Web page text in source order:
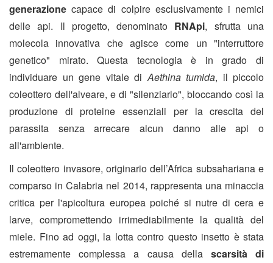
generazione capace di colpire esclusivamente i nemici
delle api. Il progetto, denominato RNApi, sfrutta una
molecola innovativa che agisce come un "interruttore
genetico" mirato. Questa tecnologia è in grado di
individuare un gene vitale diAethina tumida, il piccolo
coleottero dell'alveare, e di "silenziarlo", bloccando così la
produzione di proteine essenziali per la crescita del
parassita senza arrecare alcun danno alle api o
all'ambiente.
Il coleottero invasore, originario dell’Africa subsahariana e
comparso in Calabria nel 2014, rappresenta una minaccia
critica per l'apicoltura europea poiché si nutre di cera e
larve, compromettendo irrimediabilmente la qualità del
miele. Fino ad oggi, la lotta contro questo insetto è stata
estremamente complessa a causa della scarsità di